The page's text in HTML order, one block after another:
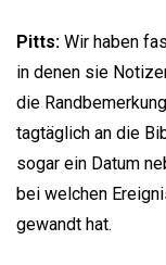
Pitts: Wir haben
in denen sie
die
tagtäglich an die
sogar ein Datum
bei welchen
gewandt hat.